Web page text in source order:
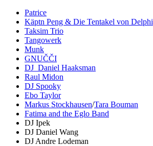
Patrice
Käptn Peng & Die Tentakel von Delphi
Taksim Trio
Tangowerk
Munk
GNUČČI
DJ Daniel Haaksman
Raul Midon
DJ Spooky
Ebo Taylor
Markus Stockhausen/Tara Bouman
Fatima and the Eglo Band
DJ Ipek
DJ Daniel Wang
DJ Andre Lodeman